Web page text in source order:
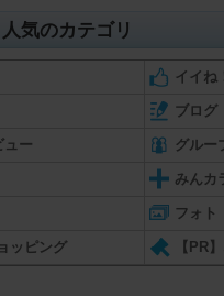
気のカテゴリ
イイね！
ブログ
ュー グルー
みんカ
フォト
ッピング 【PR